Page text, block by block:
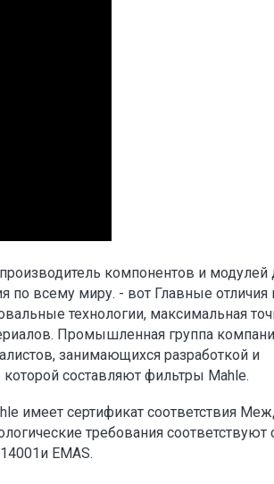
компонентов и модулей
по всему миру. - вот Главные отличия
технологии, максимальная
Промышленная группа
занимающихся разработкой и
составляют фильтры Mahle.
имеет сертификат соответствия
требования соответствуют
EMAS.